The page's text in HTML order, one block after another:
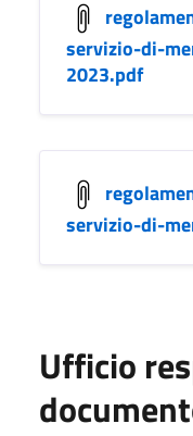
servizio-di-
2023.pdf
servizio-di-
Ufficio